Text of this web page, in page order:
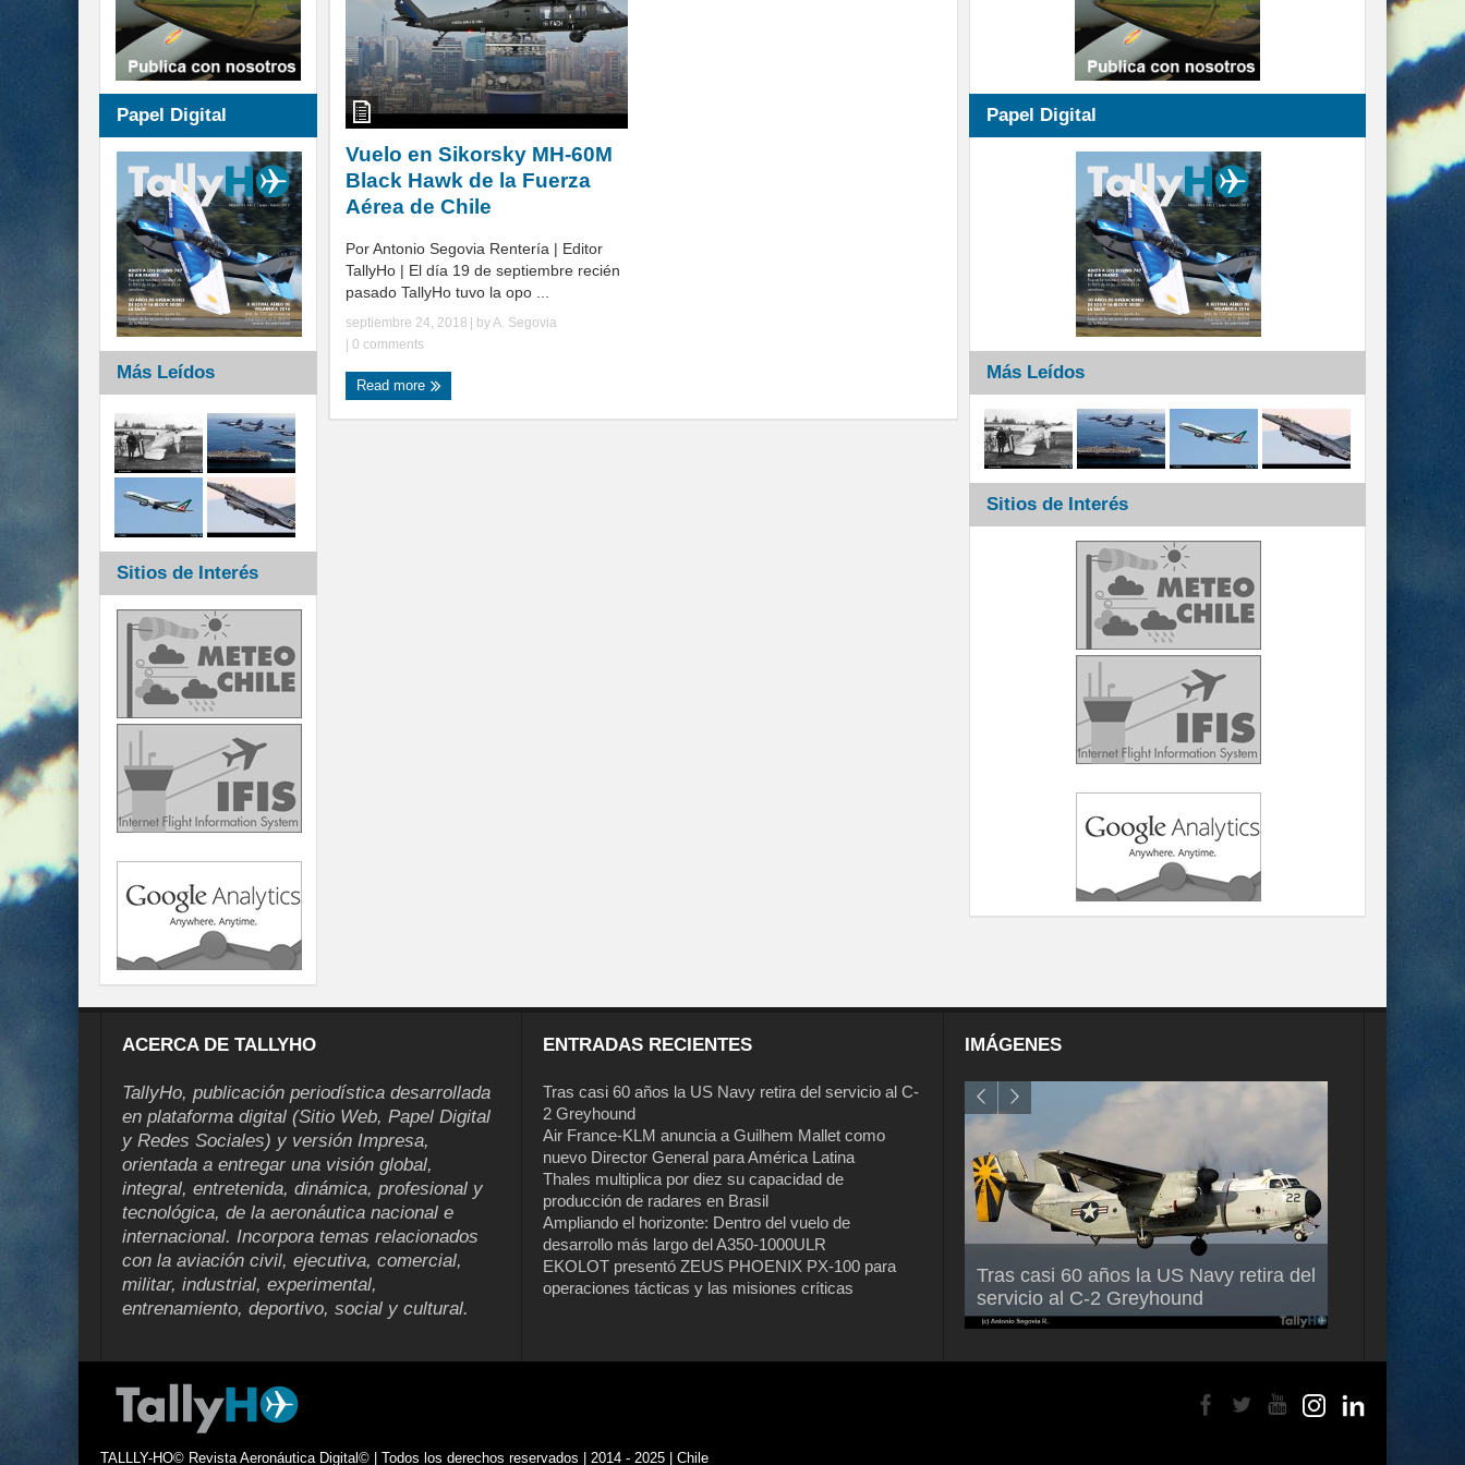
Vuelo en Sikorsky MH-60M
Black Hawk de la Fuerza
Aérea de Chile
Por Antonio Segovia Rentería | Editor
TallyHo | El día 19 de septiembre recién
pasado TallyHo tuvo la opo ...
septiembre 24, 2018 | byA. Segovia
0 comments
Read more
Papel Digital
Más Leídos
Sitios de Interés
Papel Digital
Más Leídos
Sitios de Interés
ACERCA DE TALLYHO
TallyHo, publicación periodística desarrollada
en plataforma digital (Sitio Web, Papel Digital
y Redes Sociales) y versión Impresa,
orientada a entregar una visión global,
integral, entretenida, dinámica, profesional y
tecnológica, de la aeronáutica nacional e
internacional. Incorpora temas relacionados
con la aviación civil, ejecutiva, comercial,
militar, industrial, experimental,
entrenamiento, deportivo, social y cultural.
ENTRADAS RECIENTES
Tras casi 60 años la US Navy retira del servicio al C-
2 Greyhound
Air France-KLM anuncia a Guilhem Mallet como
nuevo Director General para América Latina
Thales multiplica por diez su capacidad de
producción de radares en Brasil
Ampliando el horizonte: Dentro del vuelo de
desarrollo más largo del A350-1000ULR
EKOLOT presentó ZEUS PHOENIX PX-100 para
operaciones tácticas y las misiones críticas
IMÁGENES
Tras casi 60 años la US Navy retira del
servicio al C-2 Greyhound
TALLLY-HO© Revista Aeronáutica Digital© | Todos los derechos reservados | 2014 - 2025 | Chile